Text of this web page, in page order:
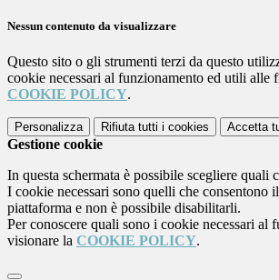
Nessun contenuto da visualizzare
Questo sito o gli strumenti terzi da questo
cookie necessari al funzionamento ed utili alle
COOKIE POLICY.
Personalizza Rifiuta tutti i cookies Accetta
Gestione cookie
In questa schermata è possibile scegliere quali
I cookie necessari sono quelli che consentono
piattaforma e non è possibile disabilitarli.
Per conoscere quali sono i cookie necessari al
visionare la COOKIE POLICY.